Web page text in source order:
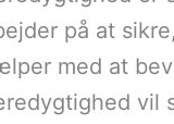
på at
med at
vil